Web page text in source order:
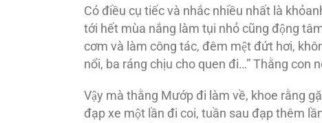
Có điều cụ tiếc và nhắc nhiều nhất là
tới hết mùa nắng làm tụi nhỏ cũng động
cơm và làm công tác, đêm mệt đứt hơi,
nổi, ba ráng chịu cho quen đi…” Thằng con
Vậy mà thằng Mướp đi làm về, khoe rằng
đạp xe một lần đi coi, tuần sau đạp thêm